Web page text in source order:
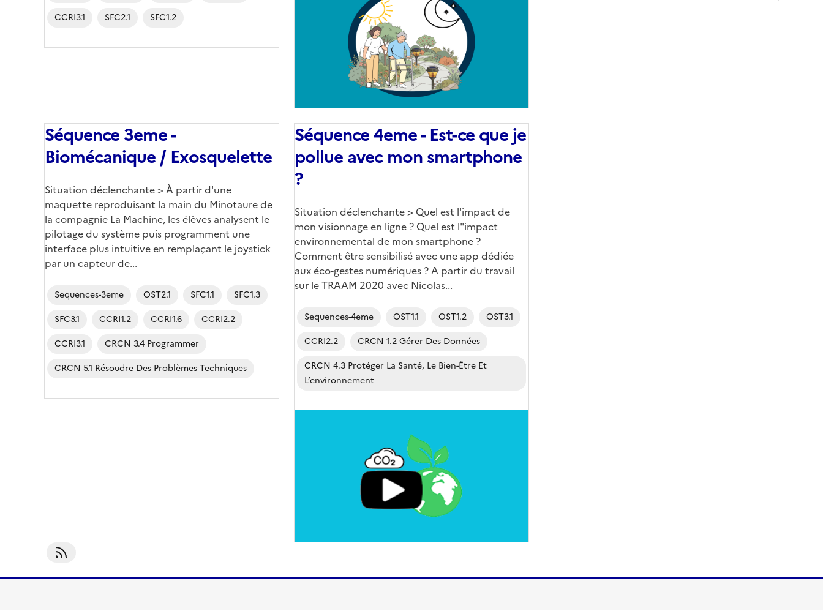
CCRI3.1
SFC2.1 SFC1.2
Séquence 3eme -
Biomécanique / Exosquelette
Corps
Situation déclenchante > À partir d'une
maquette reproduisant la main du Minotaure de
la compagnie La Machine, les élèves analysent le
pilotage du système puis programment une
interface plus intuitive en remplaçant le joystick
par un capteur de...
Sequences-3eme OST2.1 SFC1.1
SFC1.3
SFC3.1
CCRI1.2 CCRI1.6
CCRI2.2
CCRI3.1
CRCN 3.4 Programmer
CRCN 5.1 Résoudre Des Problèmes Techniques
Séquence 4eme - Est-ce que je
pollue avec mon smartphone
?
Corps
Situation déclenchante > Quel est l'impact de
mon visionnage en ligne ? Quel est l"impact
environnemental de mon smartphone ?
Comment être sensibilisé avec une app dédiée
aux éco-gestes numériques ? A partir du travail
sur le TRAAM 2020 avec Nicolas...
Sequences-4eme OST1.1 OST1.2
OST3.1
CCRI2.2
CRCN 1.2 Gérer Des Données
CRCN 4.3 Protéger La Santé, Le Bien-Être Et
L’environnement